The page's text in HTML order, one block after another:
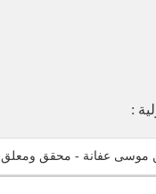
:
موسى عفانة - محقق ومعلق